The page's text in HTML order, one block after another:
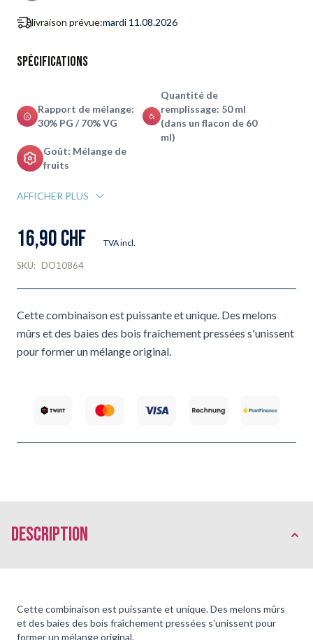
livraison prévue:mardi 11.08.2026
Spécifications
Rapport de mélange:
30% PG / 70% VG
Quantité de
remplissage: 50 ml
(dans un flacon de 60
ml)
Goût: Mélange de
fruits
AFFICHER PLUS
16,90 CHF TVA incl.
SKU: DO10864
Cette combinaison est puissante et unique. Des melons
mûrs et des baies des bois fraîchement pressées s'unissent
pour former un mélange original.
Description
Cette combinaison est puissante et unique. Des melons mûrs
et des baies des bois fraîchement pressées s'unissent pour
former un mélange original.